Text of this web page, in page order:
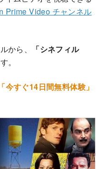
Prime Video チャンネル
から、
「シネフィル
。
「今すぐ14日間無料体験」